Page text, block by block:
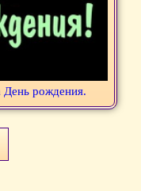
рождения.